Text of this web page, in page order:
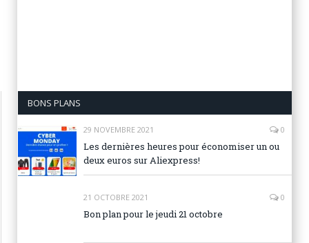
BONS PLANS
29 NOVEMBRE 2021 0
Les dernières heures pour économiser un ou
deux euros sur Aliexpress!
21 OCTOBRE 2021 0
Bon plan pour le jeudi 21 octobre